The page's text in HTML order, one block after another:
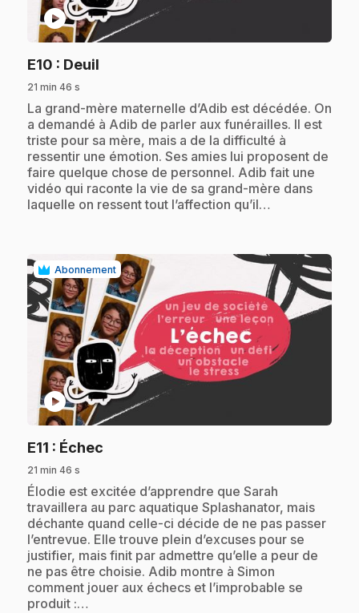
play_circle
E10 : Deuil
21 min 46 s
.La grand-mère maternelle d’Adib est décédée. On
a demandé à Adib de parler aux funérailles. Il est
triste pour sa mère, mais a de la difficulté à
ressentir une émotion. Ses amies lui proposent de
faire quelque chose de personnel. Adib fait une
vidéo qui raconte la vie de sa grand-mère dans
laquelle on ressent tout l’affection qu’il…
Abonnement
play_circle
E11 : Échec
21 min 46 s
.Élodie est excitée d’apprendre que Sarah
travaillera au parc aquatique Splashanator, mais
déchante quand celle-ci décide de ne pas passer
l’entrevue. Elle trouve plein d’excuses pour se
justifier, mais finit par admettre qu’elle a peur de
ne pas être choisie. Adib montre à Simon
comment jouer aux échecs et l’improbable se
produit :…